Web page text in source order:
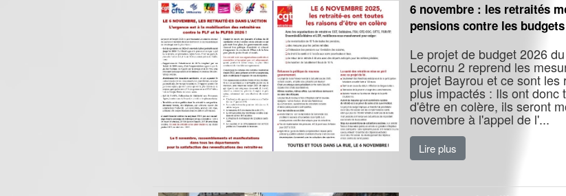
6 novembre : les retraités
pensions contre les
Le projet de budget 2026
Lecornu 2 reprend les
projet Bayrou et ce sont les
plus impactés : Ils ont donc
d'être en colère, ils seront
novembre à l'appel de l'...
Lire plus